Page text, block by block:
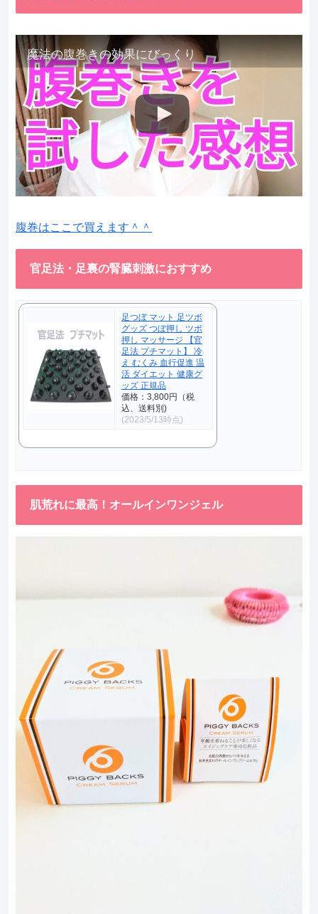
魔法の腹巻きの効果にびっくり
腹巻はここで買えます＾＾
官足法・足裏の腎臓刺激におすすめ
足つぼ マット 足ツボ
グッズ つぼ押し ツボ
押し マッサージ 【官
足法 プチマット】 冷
え むくみ 血行促進 温
活 ダイエット 健康グ
ッズ 正規品
価格：3,800円（税
込、送料別)
(2023/5/13時点)
肌荒れに最高！オールインワンジェル